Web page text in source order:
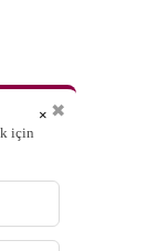
✖
için
×